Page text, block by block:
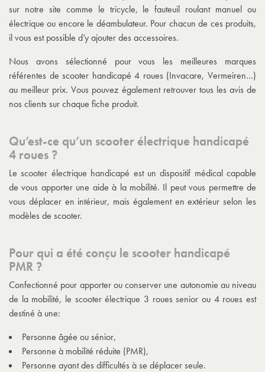
sur notre site comme le tricycle, le fauteuil roulant manuel ou
électrique ou encore le déambulateur. Pour chacun de ces produits,
il vous est possible d’y ajouter des accessoires.
Nous avons sélectionné pour vous les meilleures marques
référentes de scooter handicapé 4 roues (Invacare, Vermeiren…)
au meilleur prix. Vous pouvez également retrouver tous les avis de
nos clients sur chaque fiche produit.
Qu’est-ce qu’un scooter électrique handicapé
4 roues ?
Lescooter électrique handicapé est un dispositif médical capable
de vous apporter une aide à la mobilité. Il peut vous permettre de
vous déplacer en intérieur, mais également en extérieur selon les
modèles de scooter.
Pour qui a été conçu le scooter handicapé
PMR ?
Confectionné pour apporter ou conserver une autonomie au niveau
de la mobilité, le scooter électrique 3 roues senior ou 4 roues est
destiné à une:
Personne âgée ou sénior,
Personne à mobilité réduite (PMR),
Personne ayant des difficultés à se déplacer seule.